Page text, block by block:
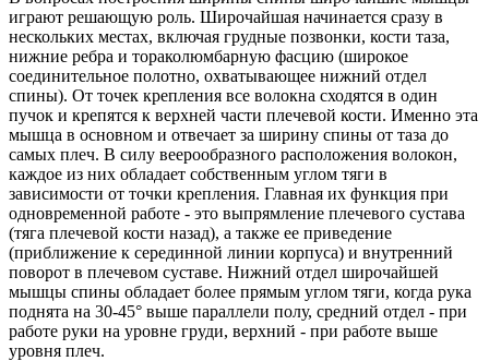
играют решающую роль. Широчайшая начинается сразу в
нескольких местах, включая грудные позвонки, кости таза,
нижние ребра и тораколюмбарную фасцию (широкое
соединительное полотно, охватывающее нижний отдел
спины). От точек крепления все волокна сходятся в один
пучок и крепятся к верхней части плечевой кости. Именно эта
мышца в основном и отвечает за ширину спины от таза до
самых плеч. В силу веерообразного расположения волокон,
каждое из них обладает собственным углом тяги в
зависимости от точки крепления. Главная их функция при
одновременной работе - это выпрямление плечевого сустава
(тяга плечевой кости назад), а также ее приведение
(приближение к серединной линии корпуса) и внутренний
поворот в плечевом суставе. Нижний отдел широчайшей
мышцы спины обладает более прямым углом тяги, когда рука
поднята на 30-45° выше параллели полу, средний отдел - при
работе руки на уровне груди, верхний - при работе выше
уровня плеч.